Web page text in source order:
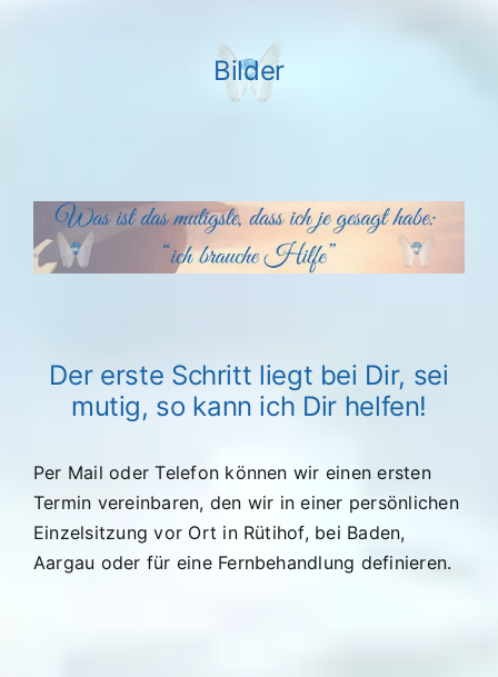
Bilder
Der erste Schritt liegt bei Dir, sei
mutig, so kann ich Dir helfen!
Per Mail oder Telefon können wir einen ersten
Termin vereinbaren, den wir in einer persönlichen
Einzelsitzung vor Ort in Rütihof, bei Baden,
Aargau oder für eine Fernbehandlung definieren.